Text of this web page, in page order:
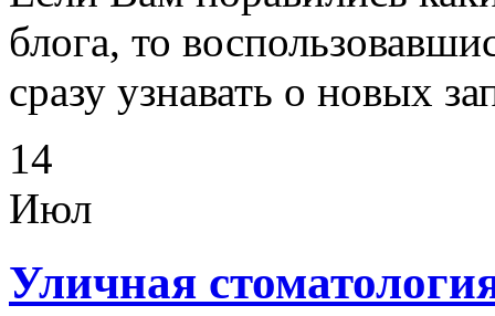
блога, то
сразу узнавать о новых
14
Июл
Уличная